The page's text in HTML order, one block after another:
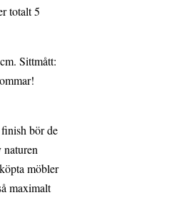
totalt 5
Sittmått:
bör de
naturen
möbler
maximalt